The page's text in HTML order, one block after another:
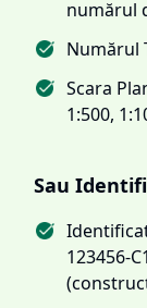
numărul
Numărul
Scara
1:500,
Sau
123456-